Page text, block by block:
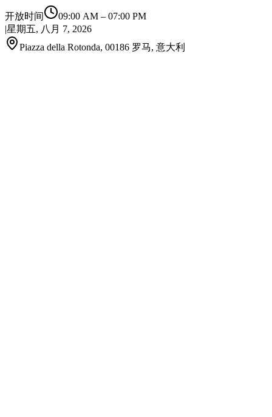
开放时间 09:00 AM – 07:00 PM
|星期五, 八月 7, 2026
Piazza della Rotonda, 00186 罗马, 意大利